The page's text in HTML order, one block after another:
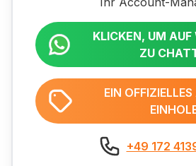
KLICKEN, UM
ZU
EIN
+49 172